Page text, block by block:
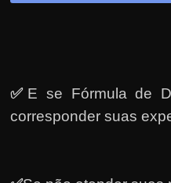
✅ E se Fórmula de
corresponder suas